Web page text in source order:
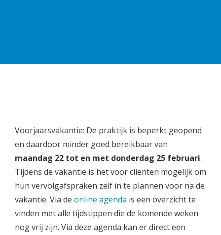
Voorjaarsvakantie: De praktijk is beperkt geopend
en daardoor minder goed bereikbaar van
maandag 22 tot en met donderdag 25 februari.
Tijdens de vakantie is het voor cliënten mogelijk om
hun vervolgafspraken zelf in te plannen voor na de
vakantie. Via de online agenda is een overzicht te
vinden met alle tijdstippen die de komende weken
nog vrij zijn. Via deze agenda kan er direct een